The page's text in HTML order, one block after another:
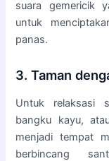
suara gemericik
untuk
panas.
3. Taman
Untuk relaksasi
bangku kayu,
menjadi tempat
berbincang